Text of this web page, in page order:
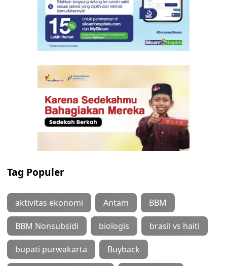
Tag Populer
aktivitas ekonomi Antam BBM
BBM Nonsubsidi biologis brasil vs haiti
bupati purwakarta Buyback